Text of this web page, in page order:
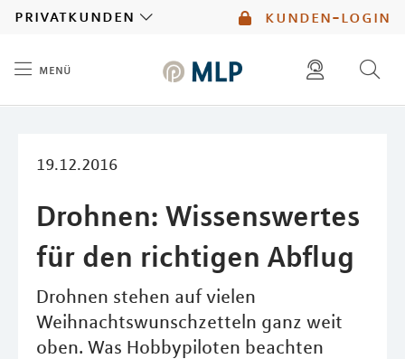
kunden-login
privatkunden
menü
19.12.2016
Drohnen: Wissenswertes
für den richtigen Abflug
Drohnen stehen auf vielen
Weihnachtswunschzetteln ganz weit
oben. Was Hobbypiloten beachten